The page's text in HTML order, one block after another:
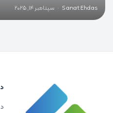
Sanat Ehdas
· سپتامبر 14, 2025